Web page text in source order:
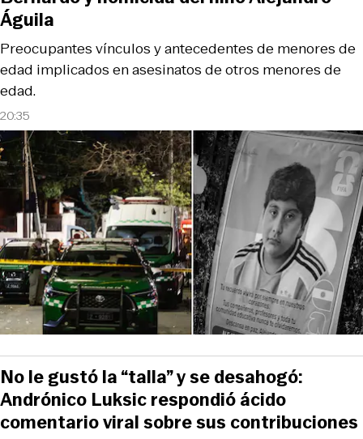
20:35
Preocupantes vínculos y antecedentes de menores de
edad implicados en asesinatos de otros menores de
edad.
Águila
No le gustó la “talla” y se desahogó:
Andrónico Luksic respondió ácido
comentario viral sobre sus contribuciones